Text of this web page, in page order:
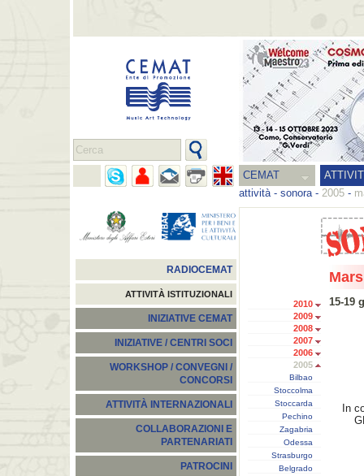
CEMAT
attività- sonora- 2005 -
RADIOCEMAT
ATTIVITÀ ISTITUZIONALI
INIZIATIVE CEMAT
INIZIATIVE / CENTRI SOCI
WORKSHOP / CONVEGNI /
CONCORSI
ATTIVITÀ INTERNAZIONALI
COLLABORAZIONI E
PARTENARIATI
PATROCINI
2010
2009
2008
2007
2006
2005
Bilbao
Stoccolma
Stoccarda
Pechino
Zagabria
Odessa
Strasburgo
Belgrado
15-19
In